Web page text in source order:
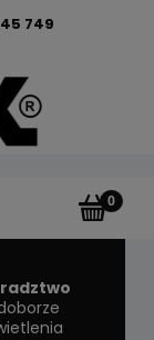
749